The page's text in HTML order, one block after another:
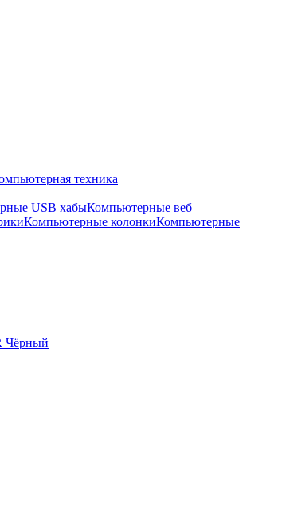
техника
USB хабыКомпьютерные веб
Компьютерные колонкиКомпьютерные